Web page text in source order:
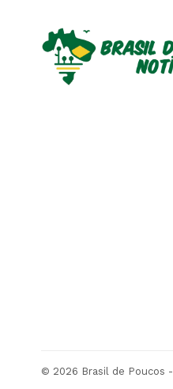
© 2026 Brasil de Poucos -